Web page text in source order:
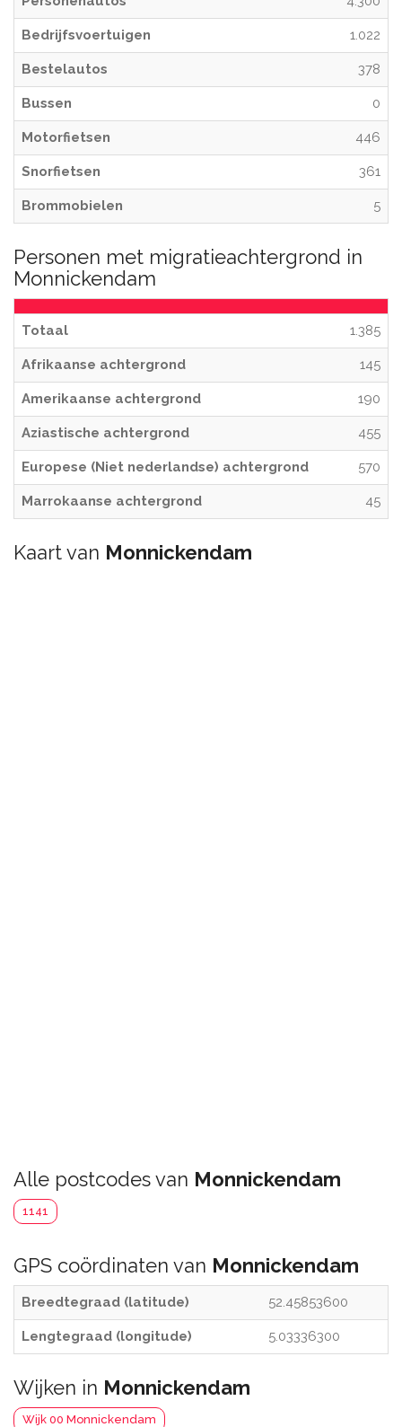
Bedrijfsvoertuigen 1.022
Bestelautos 378
Bussen 0
Motorfietsen 446
Snorfietsen 361
Brommobielen 5
Personen met migratieachtergrond in
Monnickendam
Totaal 1.385
Afrikaanse achtergrond 145
Amerikaanse achtergrond 190
Aziastische achtergrond 455
Europese (Niet nederlandse) achtergrond 570
Marrokaanse achtergrond 45
Kaart van Monnickendam
Alle postcodes van Monnickendam
1141
GPS coördinaten van Monnickendam
Breedtegraad (latitude) 52.45853600
Lengtegraad (longitude) 5.03336300
Wijken in Monnickendam
Wijk 00 Monnickendam